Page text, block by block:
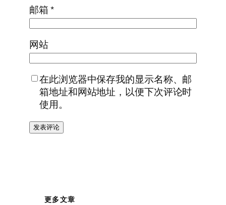
邮箱*
网站
在此浏览器中保存我的显示名称、邮
箱地址和网站地址，以便下次评论时
使用。
更多文章